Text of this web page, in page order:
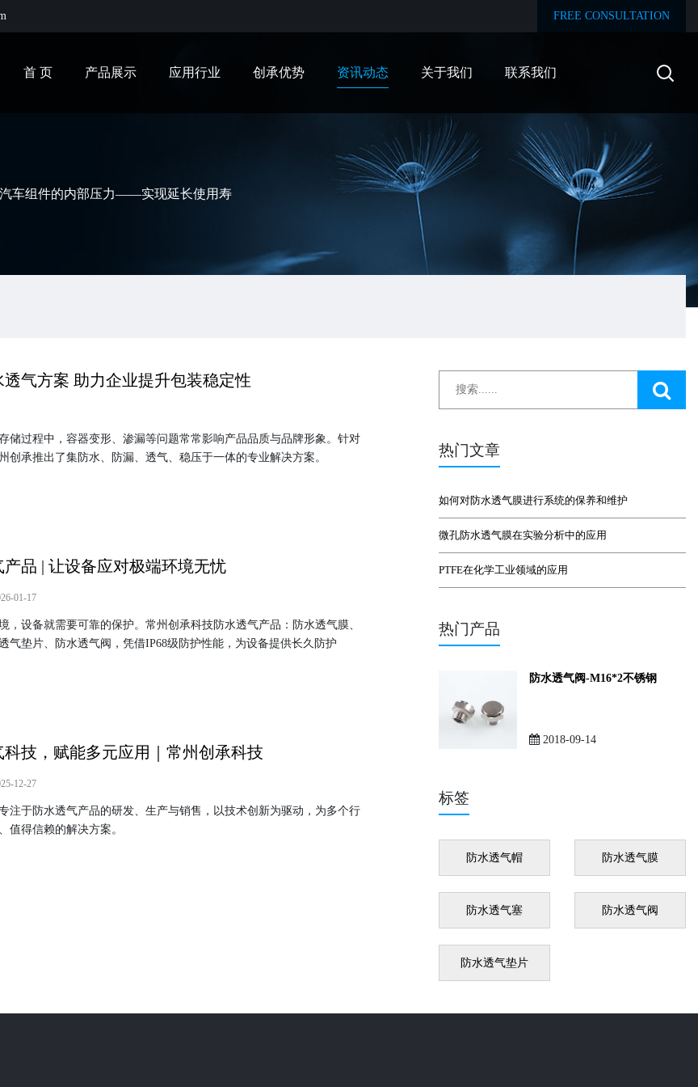
FREE CONSULTATION
首 页 产品展示 应用行业 创承优势 资讯动态 关于我们 联系我们
车组件的内部压力——实现延长使用寿
气方案 助力企业提升包装稳定性
储过程中，容器变形、渗漏等问题常常影响产品品质与品牌形象。针对
创承推出了集防水、防漏、透气、稳压于一体的专业解决方案。
品 | 让设备应对极端环境无忧
01-17
，设备就需要可靠的保护。常州创承科技防水透气产品：防水透气膜、
气垫片、防水透气阀，凭借IP68级防护性能，为设备提供长久防护
技，赋能多元应用｜常州创承科技
12-27
注于防水透气产品的研发、生产与销售，以技术创新为驱动，为多个行
值得信赖的解决方案。
热门文章
如何对防水透气膜进行系统的保养和维护
微孔防水透气膜在实验分析中的应用
PTFE在化学工业领域的应用
热门产品
防水透气阀-M16*2不锈钢
2018-09-14
标签
防水透气帽 防水透气膜
防水透气塞 防水透气阀
防水透气垫片